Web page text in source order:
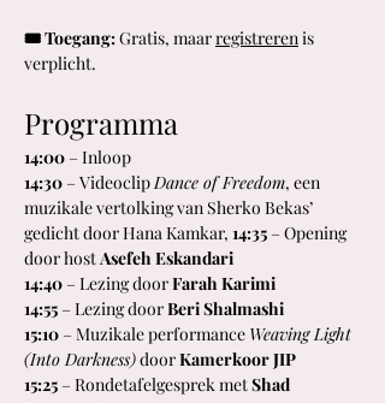
🎟 Toegang: Gratis, maar registreren is
verplicht.
Programma
14:00 – Inloop
14:30 – Videoclip Dance of Freedom, een
muzikale vertolking van Sherko Bekas’
gedicht door Hana Kamkar, 14:35 – Opening
door host Asefeh Eskandari
14:40 – Lezing door Farah Karimi
14:55 – Lezing door Beri Shalmashi
15:10 – Muzikale performance Weaving Light
(Into Darkness) door Kamerkoor JIP
15:25 – Rondetafelgesprek met Shad